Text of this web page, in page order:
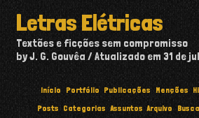
Letras Elétricas
Textões e ficções sem compromisso
by J. G. Gouvêa
Atualizado em31 de
Início Portfólio Publicações Menções
Posts Categorias Assuntos Arquivo